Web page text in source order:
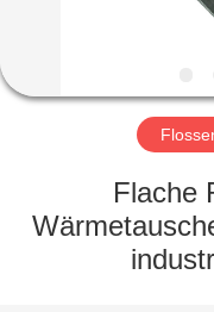
FABRIK-
AUSFLUG
Flache